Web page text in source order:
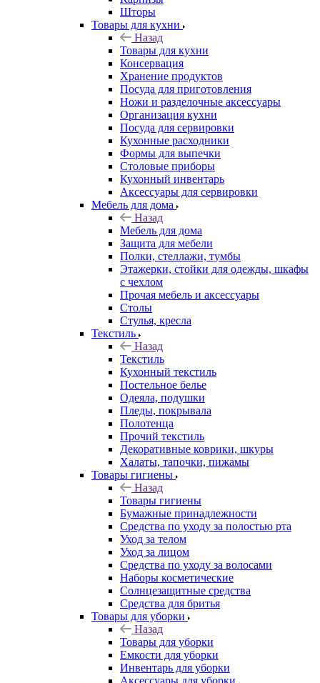
Шторы
Товары для кухни
Назад
Товары для кухни
Консервация
Хранение продуктов
Посуда для приготовления
Ножи и разделочные аксессуары
Организация кухни
Посуда для сервировки
Кухонные расходники
Формы для выпечки
Столовые приборы
Кухонный инвентарь
Аксессуары для сервировки
Мебель для дома
Назад
Мебель для дома
Защита для мебели
Полки, стеллажи, тумбы
Этажерки, стойки для одежды, шкафы
с чехлом
Прочая мебель и аксессуары
Столы
Стулья, кресла
Текстиль
Назад
Текстиль
Кухонный текстиль
Постельное белье
Одеяла, подушки
Пледы, покрывала
Полотенца
Прочий текстиль
Декоративные коврики, шкуры
Халаты, тапочки, пижамы
Товары гигиены
Назад
Товары гигиены
Бумажные принадлежности
Средства по уходу за полостью рта
Уход за телом
Уход за лицом
Средства по уходу за волосами
Наборы косметические
Солнцезащитные средства
Средства для бритья
Товары для уборки
Назад
Товары для уборки
Емкости для уборки
Инвентарь для уборки
Аксессуары для уборки